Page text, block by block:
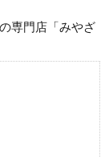
専門店「みやざ